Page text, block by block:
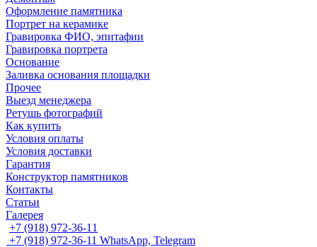
Оформление памятника
Портрет на керамике
Гравировка ФИО, эпитафии
Гравировка портрета
Основание
Заливка основания площадки
Прочее
Выезд менеджера
Ретушь фотографий
Как купить
Условия оплаты
Условия доставки
Гарантия
Конструктор памятников
Контакты
Статьи
Галерея
+7 (918) 972-36-11
+7 (918) 972-36-11 WhatsApp, Telegram